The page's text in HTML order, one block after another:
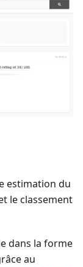
estimation du
le classement
dans la forme
au